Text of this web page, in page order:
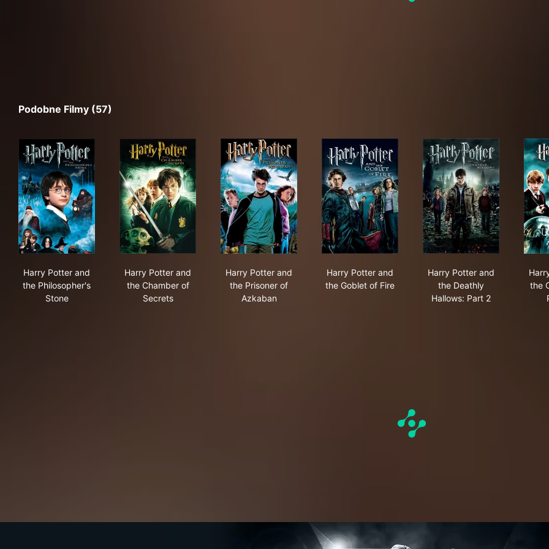
Podobne Filmy (57)
Harry Potter and
the Philosopher's
Stone
Harry Potter and
the Chamber of
Secrets
Harry Potter and
the Prisoner of
Azkaban
Harry Potter and
the Goblet of Fire
Harry Potter and
the Deathly
Hallows: Part 2
the